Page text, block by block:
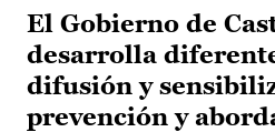
El Gobierno de
desarrolla
difusión y
prevención y